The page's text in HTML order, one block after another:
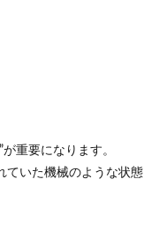
が重要になります。
ていた機械のような状態